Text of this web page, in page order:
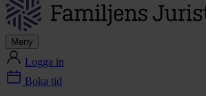
Meny
Logga in
Boka tid